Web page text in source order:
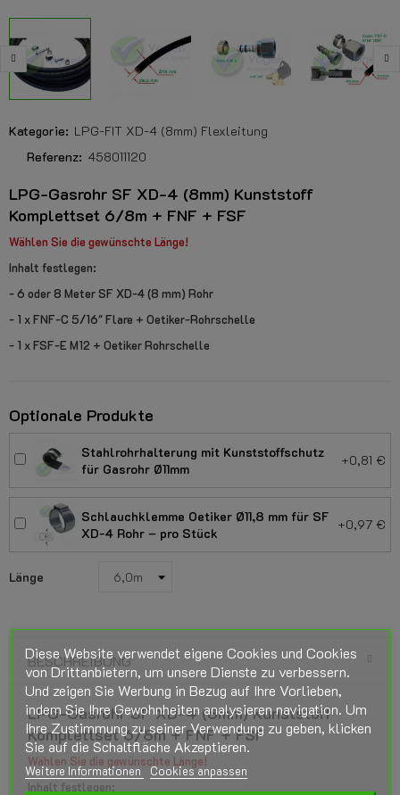
Kategorie: LPG-FIT XD-4 (8mm) Flexleitung
Referenz: 458011120
LPG-Gasrohr SF XD-4 (8mm) Kunststoff
Komplettset 6/8m + FNF + FSF
Wählen Sie die gewünschte Länge!
Inhalt festlegen:
- 6 oder 8 Meter SF XD-4 (8 mm) Rohr
- 1 x FNF-C 5/16" Flare + Oetiker-Rohrschelle
- 1 x FSF-E M12 + Oetiker Rohrschelle
Optionale Produkte
Stahlrohrhalterung mit Kunststoffschutz
für Gasrohr Ø11mm
+0,81 €
Schlauchklemme Oetiker Ø11,8 mm für SF
XD-4 Rohr – pro Stück
+0,97 €
Länge
BESCHREIBUNG
LPG-Gasrohr SF XD-4 (8mm) Kunststoff
Komplettset 6/8m + FNF + FSF
Wählen Sie die gewünschte Länge!
Inhalt festlegen:
Diese Website verwendet eigene Cookies und Cookies
von Drittanbietern, um unsere Dienste zu verbessern.
Und zeigen Sie Werbung in Bezug auf Ihre Vorlieben,
indem Sie Ihre Gewohnheiten analysieren navigation. Um
Ihre Zustimmung zu seiner Verwendung zu geben, klicken
Sie auf die Schaltfläche Akzeptieren.
Weitere Informationen Cookies anpassen